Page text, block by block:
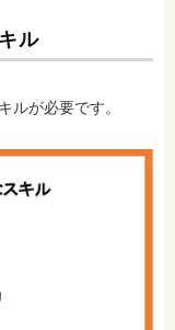
ル
ルが必要です。